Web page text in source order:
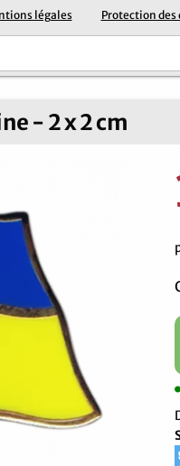
légales Protection des
- 2 x 2 cm